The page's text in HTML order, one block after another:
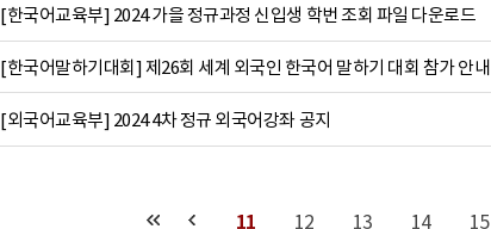
[한국어교육부] 2024 가을 정규과정 신입생 학번 조회 파일 다운로드
[한국어말하기대회] 제26회 세계 외국인 한국어 말하기 대회 참가 안내
[외국어교육부] 2024 4차 정규 외국어강좌 공지
11 12 13 14 15